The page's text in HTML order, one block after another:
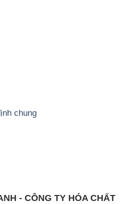
chung
- CÔNG TY HÓA CHẤT